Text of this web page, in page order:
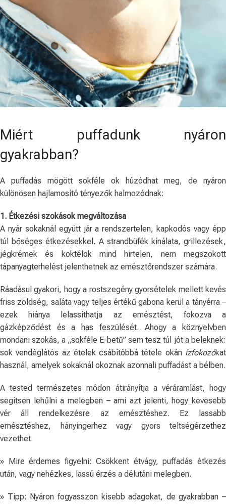
Miért puffadunk nyáron
gyakrabban?
A puffadás mögött sokféle ok húzódhat meg, de nyáron
különösen hajlamosító tényezők halmozódnak:
1. Étkezési szokások megváltozása
A nyár sokaknál együtt jár a rendszertelen, kapkodós vagy épp
túl bőséges étkezésekkel. A strandbüfék kínálata, grillezések,
jégkrémek és koktélok mind hirtelen, nem megszokott
tápanyagterhelést jelenthetnek az emésztőrendszer számára.
Ráadásul gyakori, hogy a rostszegény gyorsételek mellett kevés
friss zöldség, saláta vagy teljes értékű gabona kerül a tányérra –
ezek hiánya lelassíthatja az emésztést, fokozva a
gázképződést és a has feszülését. Ahogy a köznyelvben
mondani szokás, a „sokféle E-betű” sem tesz túl jót a beleknek:
sok vendéglátós az ételek csábítóbbá tétele okán ízfokozókat
használ, amelyek sokaknál okoznak azonnali puffadást a bélben.
A tested természetes módon átirányítja a véráramlást, hogy
segítsen lehűlni a melegben – ami azt jelenti, hogy kevesebb
vér áll rendelkezésre az emésztéshez. Ez lassabb
emésztéshez, hányingerhez vagy gyors teltségérzethez
vezethet.
» Mire érdemes figyelni: Csökkent étvágy, puffadás étkezés
után, vagy nehézkes, lassú érzés a délutáni melegben.
» Tipp: Nyáron fogyasszon kisebb adagokat, de gyakrabban –